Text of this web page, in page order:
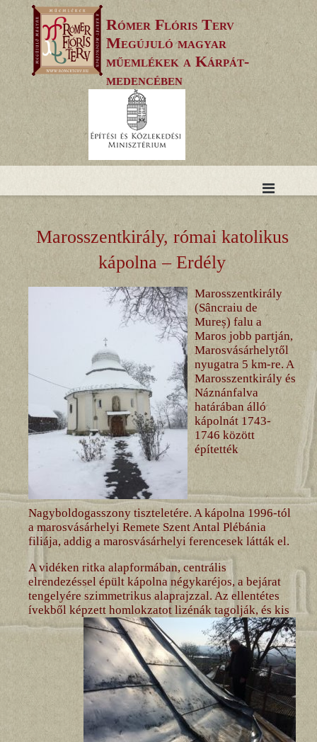
to
content
Rómer Flóris Terv
Megújuló magyar
műemlékek a Kárpát-
medencében
Marosszentkirály, római katolikus
kápolna – Erdély
Marosszentkirály
(Sâncraiu de
Mureș) falu a
Maros jobb partján,
Marosvásárhelytől
nyugatra 5 km-re. A
Marosszentkirály és
Náznánfalva
határában álló
kápolnát 1743-
1746 között
építették
Nagyboldogasszony tiszteletére. A kápolna 1996-tól
a marosvásárhelyi Remete Szent Antal Plébánia
filiája, addig a marosvásárhelyi ferencesek látták el.
A vidéken ritka alapformában, centrális
elrendezéssel épült kápolna négykaréjos, a bejárat
tengelyére szimmetrikus alaprajzzal. Az ellentétes
ívekből képzett homlokzatot lizénák tagolják, és kis